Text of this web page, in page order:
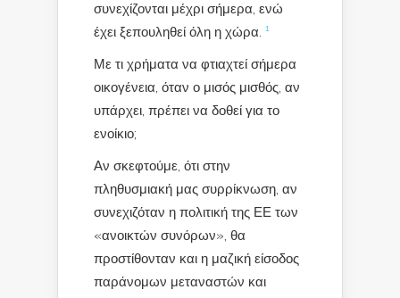
συνεχίζονται μέχρι σήμερα, ενώ
έχει ξεπουληθεί όλη η χώρα. ¹
Με τι χρήματα να φτιαχτεί σήμερα
οικογένεια, όταν ο μισός μισθός, αν
υπάρχει, πρέπει να δοθεί για το
ενοίκιο;
Αν σκεφτούμε, ότι στην
πληθυσμιακή μας συρρίκνωση, αν
συνεχιζόταν η πολιτική της ΕΕ των
«ανοικτών συνόρων», θα
προστίθονταν και η μαζική είσοδος
παράνομων μεταναστών και